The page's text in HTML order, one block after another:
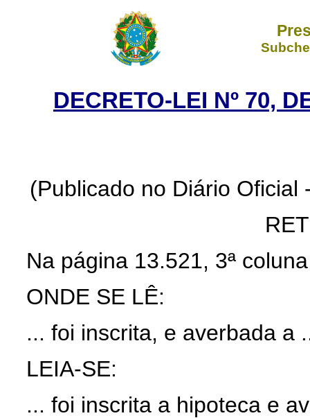
DECRETO-LEI Nº 70,
(Publicado no Diário
Na página 13.521, 3ª
ONDE SE LÊ:
... foi inscrita, e averbada a
LEIA-SE:
... foi inscrita a hipoteca e